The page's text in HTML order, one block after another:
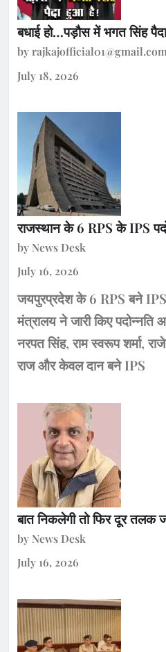
बधाई हो…पड़ौस में भगत सिंह
by rajkajofficial01@gmail.com
July 18, 2026
राजस्थान के 6 RPS के IPS
by News Desk
July 16, 2026
जयपुरप्रदेश के 6 RPS बने
मंत्रालय ने जारी किए पदोन्नति
नरपत सिंह, राम स्वरूप शर्मा,
राज और केवल दान बने IPS
बात निकलेगी तो फिर दूर तलक
by News Desk
July 16, 2026